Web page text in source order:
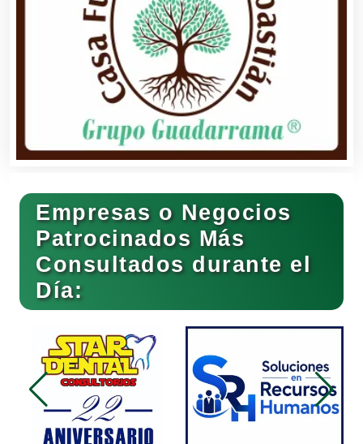
Bancos
Banquetes
Bares y Cantinas
Basculas
Bebidas
Belleza
Bordados y Estampados
Empresas o Negocios
Patrocinados Más
Consultados durante el
Día: